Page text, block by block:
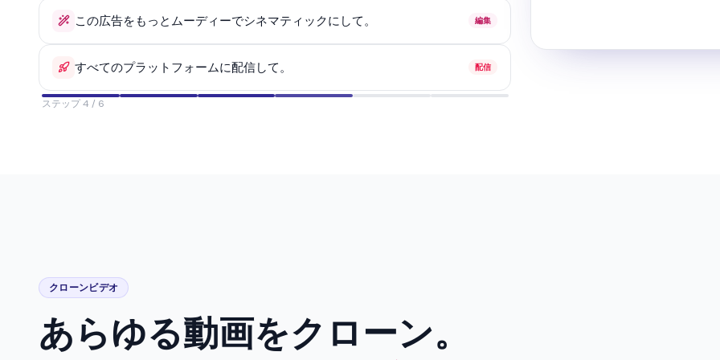
この広告をもっとムーディーでシネマティックにして。 編集
すべてのプラットフォームに配信して。 配信
ステップ 5 / 6
変更前
クローンビデオ
あらゆる動画をクローン。